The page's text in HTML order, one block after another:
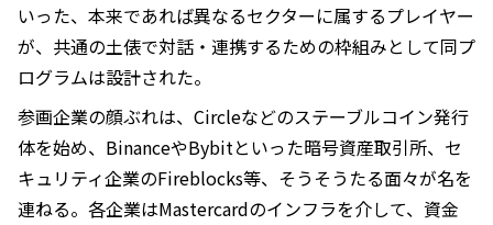
いった、本来であれば異なるセクターに属するプレイヤー
が、共通の土俵で対話・連携するための枠組みとして同プ
ログラムは設計された。
参画企業の顔ぶれは、Circleなどのステーブルコイン発行
体を始め、BinanceやBybitといった暗号資産取引所、セ
キュリティ企業のFireblocks等、そうそうたる面々が名を
連ねる。各企業はMastercardのインフラを介して、資金